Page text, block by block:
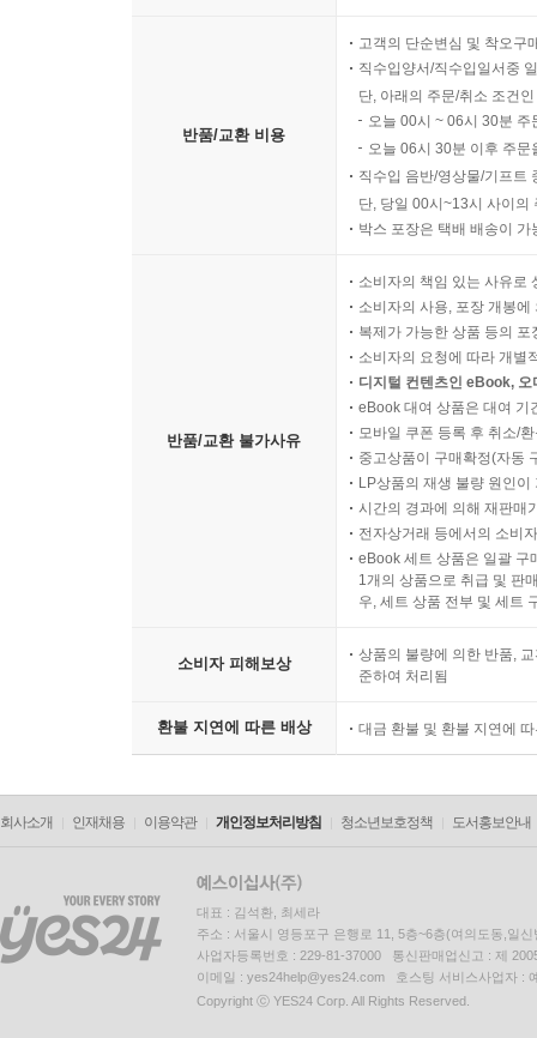
반품/교환 비용
고객의 단순변심 및 착오구
직수입양서/직수입일서중
단, 아래의 주문/취소 조건
오늘 00시 ~ 06시 30분
오늘 06시 30분 이후 주
직수입 음반/영상물/기프트
단, 당일 00시~13시 사이의
박스 포장은 택배 배송이
반품/교환 불가사유
소비자의 책임 있는 사유로
소비자의 사용, 포장 개봉
복제가 가능한 상품 등의
소비자의 요청에 따라 개별
디지털 컨텐츠인 eBook,
eBook 대여 상품은 대여 기
모바일 쿠폰 등록 후 취소/
중고상품이 구매확정(자동
LP상품의 재생 불량 원인
시간의 경과에 의해 재판매
전자상거래 등에서의 소비
eBook 세트 상품은 일괄 구
1개의 상품으로 취급 및 판
우, 세트 상품 전부 및 세트
소비자 피해보상
상품의 불량에 의한 반품,
준하여 처리됨
환불 지연에 따른 배상 대금 환불 및 환불 지연에
회사소개 인재채용 이용약관 개인정보처리방침 청소년보호정책 도서홍보안내
대표 : 김석환, 최세라
주소 : 서울시 영등포구 은행로 11, 5층~6층(여의도동,일신
사업자등록번호 : 229-81-37000 통신판매업신고 : 제
이메일 : yes24help@yes24.com 호스팅 서비스사업자 :
Copyright ⓒ YES24 Corp. All Rights Reserved.